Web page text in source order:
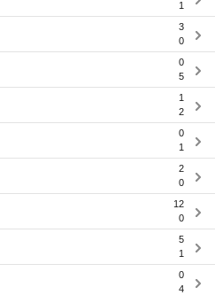
1
3
0
0
5
1
2
0
1
2
0
12
0
5
1
0
4